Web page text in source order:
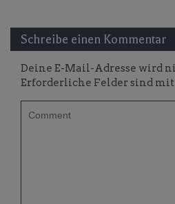
Schreibe einen Kommentar
Deine E-Mail-Adresse wird
Erforderliche Felder sind mit